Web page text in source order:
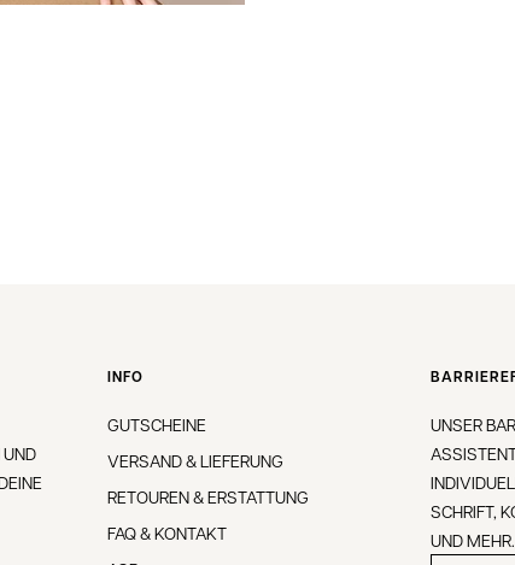
INFO
GUTSCHEINE
VERSAND & LIEFERUNG
RETOUREN & ERSTATTUNG
FAQ & KONTAKT
UNSER
SCHRIFT,
UND MEHR.